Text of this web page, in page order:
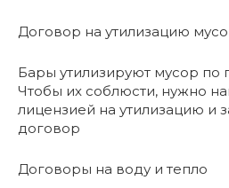
Договор на утилизацию
Бары утилизируют мусор по
Чтобы их соблюсти, нужно
лицензией на утилизацию и
договор
Договоры на воду и тепло